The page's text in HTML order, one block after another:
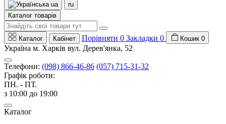
ua
ru
Каталог товарів
Каталог Кабінет Порівняти 0 Закладки 0 Кошик 0
Україна м. Харків вул. Дерев'янка, 52
Телефони: (098) 866-46-86 (057) 715-31-32
Графік роботи:
ПН. - ПТ.
з 10:00 до 19:00
Каталог